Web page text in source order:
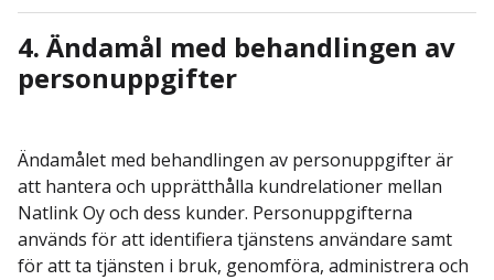
4. Ändamål med behandlingen av
personuppgifter
Ändamålet med behandlingen av personuppgifter är
att hantera och upprätthålla kundrelationer mellan
Natlink Oy och dess kunder. Personuppgifterna
används för att identifiera tjänstens användare samt
för att ta tjänsten i bruk, genomföra, administrera och